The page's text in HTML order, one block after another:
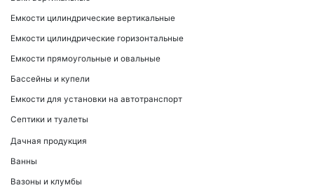
Емкости цилиндрические вертикальные
Емкости цилиндрические горизонтальные
Емкости прямоугольные и овальные
Бассейны и купели
Емкости для установки на автотранспорт
Септики и туалеты
Дачная продукция
Ванны
Вазоны и клумбы